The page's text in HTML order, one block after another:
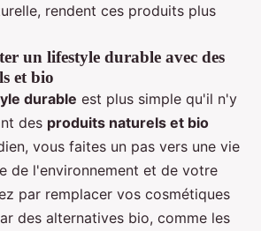
rendent ces produits plus
un lifestyle durable avec des
et bio
durable est plus simple qu'il n'y
des produits naturels et bio
vous faites un pas vers une vie
de l'environnement et de votre
par remplacer vos cosmétiques
des alternatives bio, comme les